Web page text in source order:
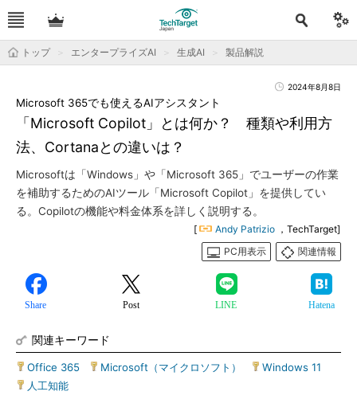
トップ エンタープライズAI 生成AI 製品解説
2024年8月8日
「Microsoft Copilot」とは何か？ 種類や利用方
法、Cortanaとの違いは？
Microsoft 365でも使えるAIアシスタント
Microsoftは「Windows」や「Microsoft 365」でユーザーの作業
を補助するためのAIツール「Microsoft Copilot」を提供してい
る。Copilotの機能や料金体系を詳しく説明する。
[ Andy Patrizio ，TechTarget]
PC用表示
関連情報
Share Post LINE Hatena
関連キーワード
Office 365 Microsoft（マイクロソフト） Windows 11
人工知能